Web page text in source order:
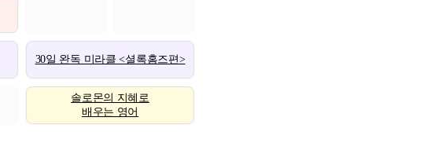
30일 완독 미라클 <셜록홈즈편>
솔로몬의 지혜로
배우는 영어